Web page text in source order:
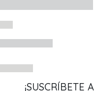
¡SUSCRÍBETE